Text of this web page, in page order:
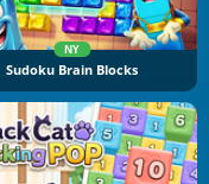
NY
Sudoku Brain Blocks